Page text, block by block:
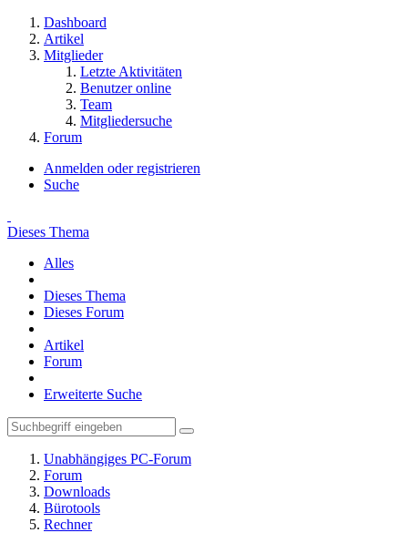
Dashboard
Artikel
Mitglieder
Letzte Aktivitäten
Benutzer online
Team
Mitgliedersuche
Forum
Anmelden oder registrieren
Suche
Dieses Thema
Alles
Dieses Thema
Dieses Forum
Artikel
Forum
Erweiterte Suche
Unabhängiges PC-Forum
Forum
Downloads
Bürotools
Rechner